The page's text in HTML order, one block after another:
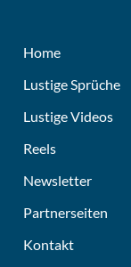
Home
Lustige Sprüche
Lustige Videos
Reels
Newsletter
Partnerseiten
Kontakt